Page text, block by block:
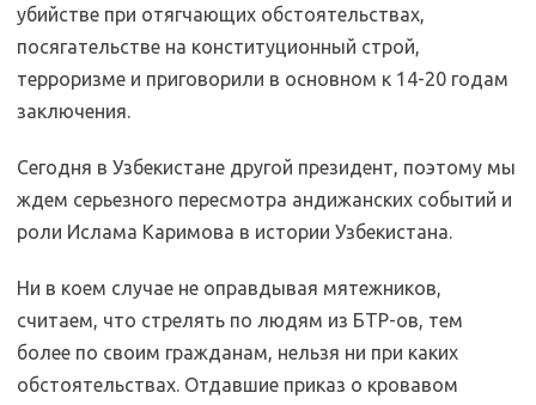
убийстве при отягчающих обстоятельствах,
посягательстве на конституционный строй,
терроризме и приговорили в основном к 14-20 годам
заключения.
Сегодня в Узбекистане другой президент, поэтому мы
ждем серьезного пересмотра андижанских событий и
роли Ислама Каримова в истории Узбекистана.
Ни в коем случае не оправдывая мятежников,
считаем, что стрелять по людям из БТР-ов, тем
более по своим гражданам, нельзя ни при каких
обстоятельствах. Отдавшие приказ о кровавом